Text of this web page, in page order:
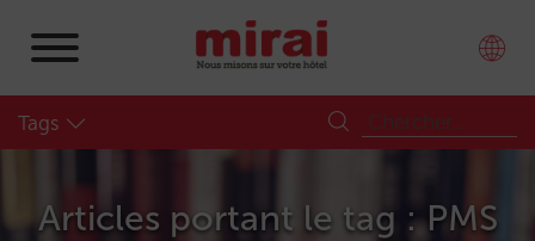
Tags
Articles portant le tag : PMS